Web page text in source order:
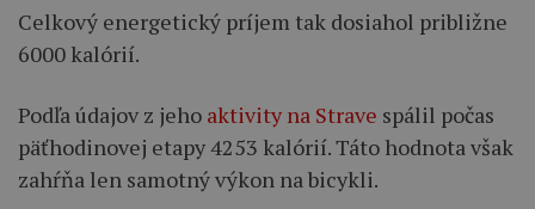
Celkový energetický príjem tak dosiahol približne
6000 kalórií.
Podľa údajov z jeho aktivity na Strave spálil počas
päťhodinovej etapy 4253 kalórií. Táto hodnota však
zahŕňa len samotný výkon na bicykli.